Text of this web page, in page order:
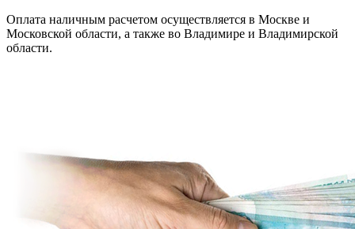
Оплата наличным расчетом осуществляется в Москве и
Московской области, а также во Владимире и Владимирской
области.